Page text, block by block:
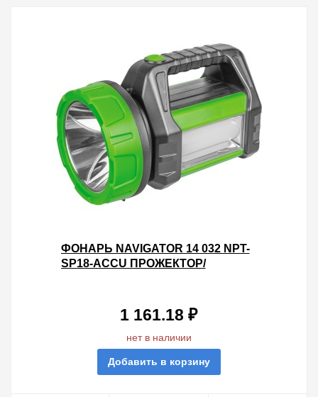
ФОНАРЬ NAVIGATOR 14 032 NPT-
SP18-ACCU ПРОЖЕКТОР/
1 161.18 ₽
нет в наличии
Добавить в корзину